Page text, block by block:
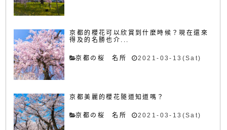
京都的櫻花可以欣賞到什麼時候？現在還來
得及的名勝也介...
京都の桜 名所 2021-03-13(Sat)
京都美麗的櫻花隧道知道嗎？
京都の桜 名所 2021-03-13(Sat)